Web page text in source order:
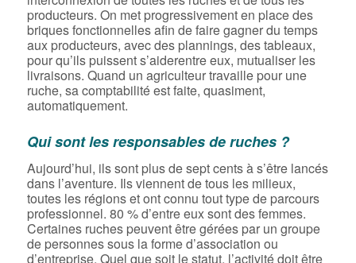
producteurs. On met progressivement en place des
briques fonctionnelles afin de faire gagner du temps
aux producteurs, avec des plannings, des tableaux,
pour qu’ils puissent s’aiderentre eux, mutualiser les
livraisons. Quand un agriculteur travaille pour une
ruche, sa comptabilité est faite, quasiment,
automatiquement.
Qui sont les responsables de ruches ?
Aujourd’hui, ils sont plus de sept cents à s’être lancés
dans l’aventure. Ils viennent de tous les milieux,
toutes les régions et ont connu tout type de parcours
professionnel. 80 % d’entre eux sont des femmes.
Certaines ruches peuvent être gérées par un groupe
de personnes sous la forme d’association ou
d’entreprise. Quel que soit le statut, l’activité doit être